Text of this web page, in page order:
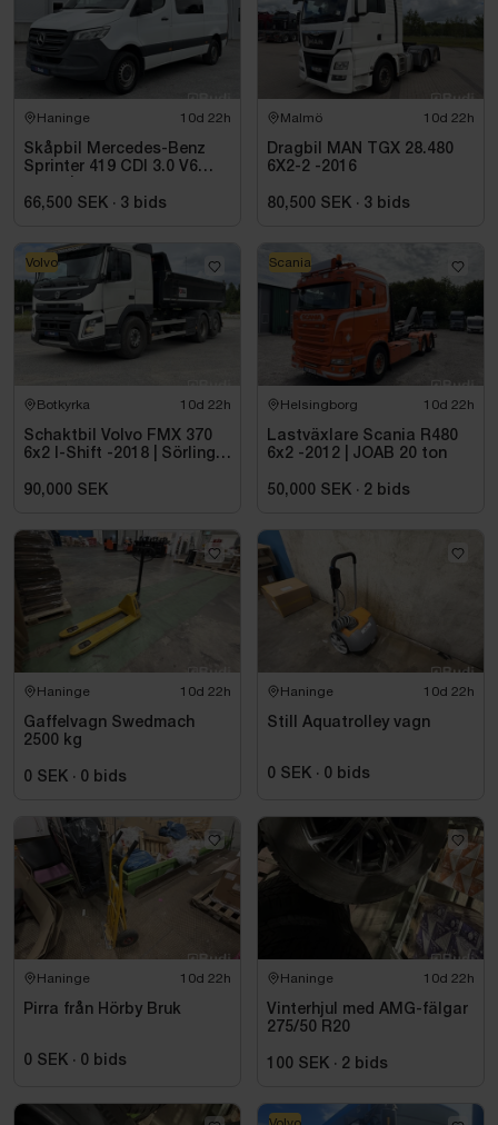
Haninge 10d 22h
Skåpbil Mercedes-Benz
Sprinter 419 CDI 3.0 V6
66,500 SEK · 3 bids
Malmö 10d 22h
Dragbil MAN TGX 28.480
6X2-2 -2016
80,500 SEK · 3 bids
Botkyrka 10d 22h
Schaktbil Volvo FMX 370
6x2 I-Shift -2018 | Sörling
90,000 SEK
Volvo
Helsingborg 10d 22h
Lastväxlare Scania R480
6x2 -2012 | JOAB 20 ton
50,000 SEK · 2 bids
Scania
Haninge 10d 22h
Gaffelvagn Swedmach
2500 kg
0 SEK · 0 bids
Haninge 10d 22h
Still Aquatrolley vagn
0 SEK · 0 bids
Haninge 10d 22h
Pirra från Hörby Bruk
0 SEK · 0 bids
Haninge 10d 22h
Vinterhjul med AMG-fälgar
275/50 R20
100 SEK · 2 bids